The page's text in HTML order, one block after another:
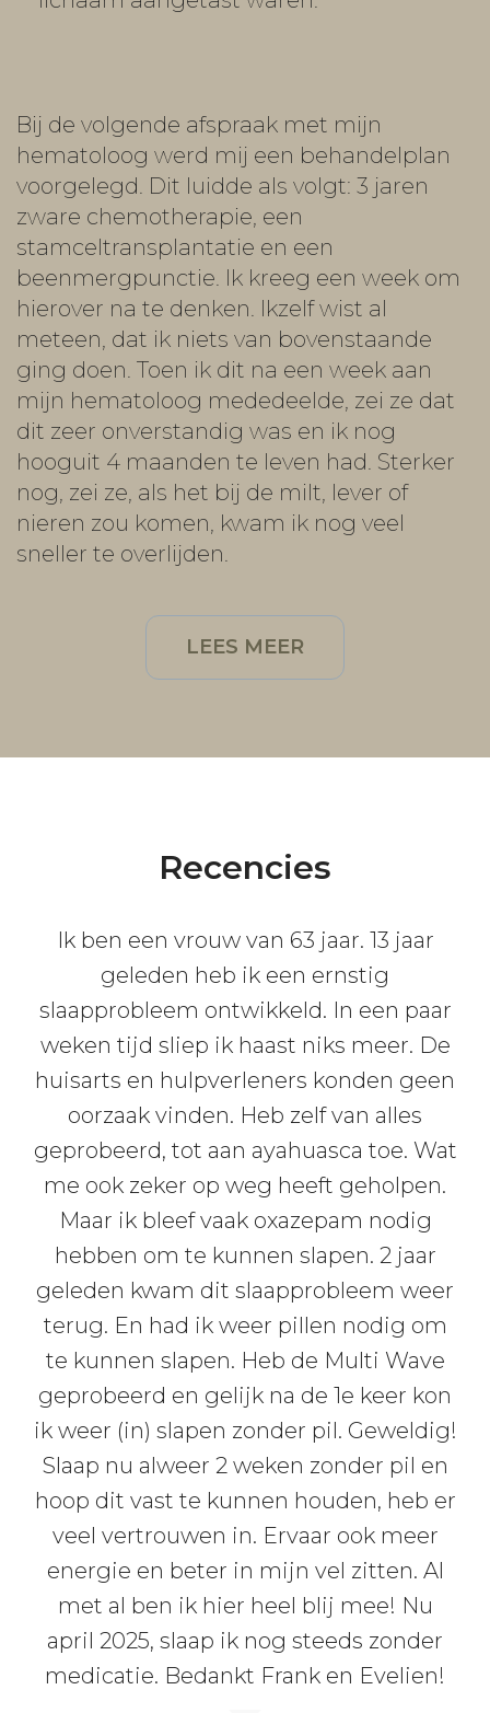
Bij de volgende afspraak met mijn
hematoloog werd mij een behandelplan
voorgelegd. Dit luidde als volgt: 3 jaren
zware chemotherapie, een
stamceltransplantatie en een
beenmergpunctie. Ik kreeg een week om
hierover na te denken. Ikzelf wist al
meteen, dat ik niets van bovenstaande
ging doen. Toen ik dit na een week aan
mijn hematoloog mededeelde, zei ze dat
dit zeer onverstandig was en ik nog
hooguit 4 maanden te leven had. Sterker
nog, zei ze, als het bij de milt, lever of
nieren zou komen, kwam ik nog veel
sneller te overlijden.
LEES MEER
Recencies
Ik ben een vrouw van 63 jaar. 13 jaar
geleden heb ik een ernstig
slaapprobleem ontwikkeld. In een paar
weken tijd sliep ik haast niks meer. De
huisarts en hulpverleners konden geen
oorzaak vinden. Heb zelf van alles
geprobeerd, tot aan ayahuasca toe. Wat
me ook zeker op weg heeft geholpen.
Maar ik bleef vaak oxazepam nodig
hebben om te kunnen slapen. 2 jaar
geleden kwam dit slaapprobleem weer
terug. En had ik weer pillen nodig om
te kunnen slapen. Heb de Multi Wave
geprobeerd en gelijk na de 1e keer kon
ik weer (in) slapen zonder pil. Geweldig!
Slaap nu alweer 2 weken zonder pil en
hoop dit vast te kunnen houden, heb er
veel vertrouwen in. Ervaar ook meer
energie en beter in mijn vel zitten. Al
met al ben ik hier heel blij mee! Nu
april 2025, slaap ik nog steeds zonder
medicatie. Bedankt Frank en Evelien!